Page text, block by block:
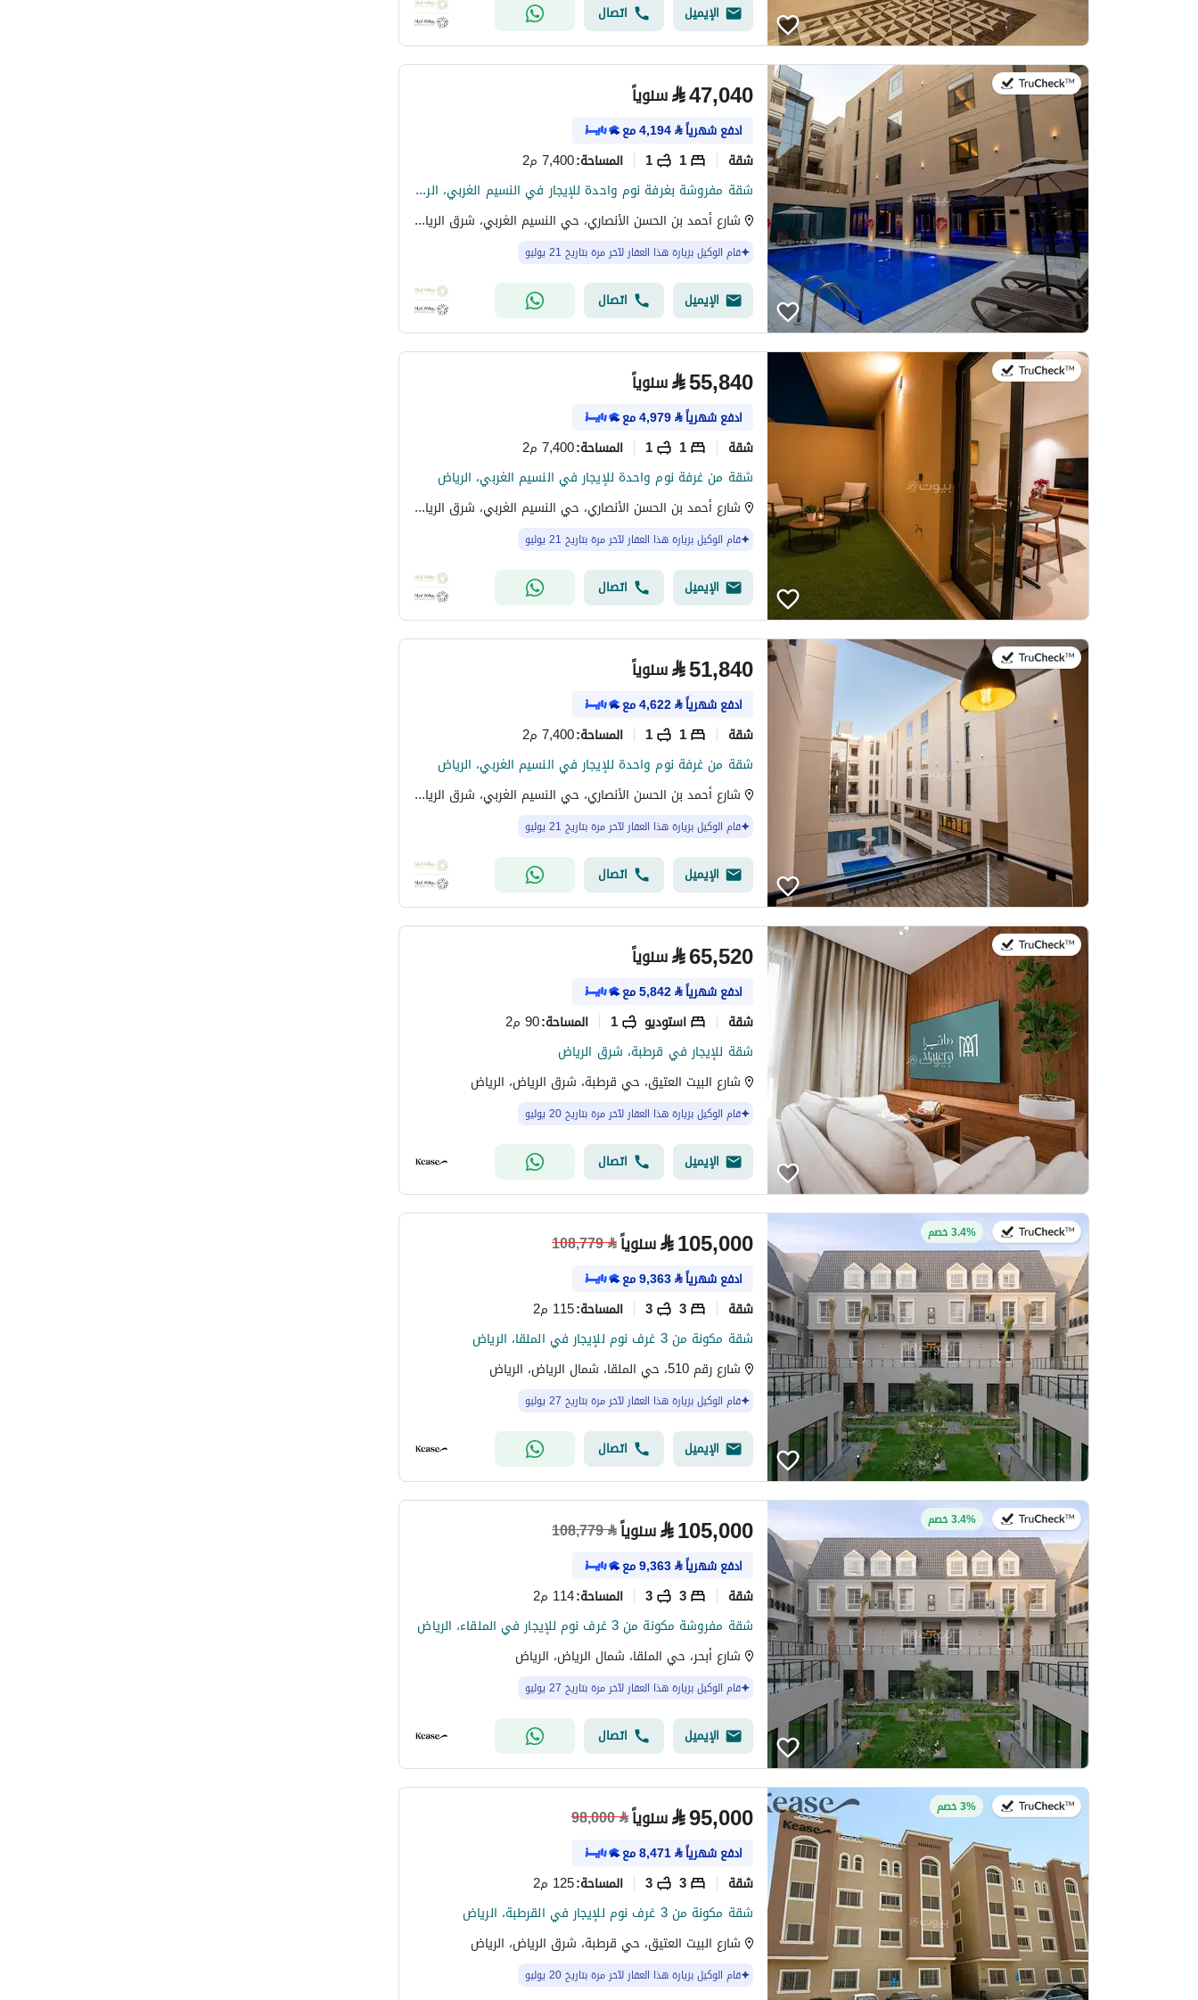
الإيميل اتصال
⃁47,040 سنوياً
ادفع شهرياً⃁
4,194مع
شقة 1
1 المساحة:7,400 م2
شقة مفروشة بغرفة نوم واحدة للإيجار في النسيم الغربي، الرياض
شارع أحمد بن الحسن الأنصاري، حي النسيم الغربي، شرق الرياض، الرياض
قام الوكيل بزيارة هذا العقار لآخر مرة بتاريخ 21 يوليو
الإيميل اتصال
في:21 يوليو 2026 ⃁55,840 سنوياً
ادفع شهرياً⃁
4,979مع
شقة 1
1 المساحة:7,400 م2
شقة من غرفة نوم واحدة للإيجار في النسيم الغربي، الرياض
شارع أحمد بن الحسن الأنصاري، حي النسيم الغربي، شرق الرياض، الرياض
قام الوكيل بزيارة هذا العقار لآخر مرة بتاريخ 21 يوليو
الإيميل اتصال
في:21 يوليو 2026 ⃁51,840 سنوياً
ادفع شهرياً⃁
4,622مع
شقة 1
1 المساحة:7,400 م2
شقة من غرفة نوم واحدة للإيجار في النسيم الغربي، الرياض
شارع أحمد بن الحسن الأنصاري، حي النسيم الغربي، شرق الرياض، الرياض
قام الوكيل بزيارة هذا العقار لآخر مرة بتاريخ 21 يوليو
الإيميل اتصال
في:20 يوليو 2026 ⃁65,520 سنوياً
ادفع شهرياً⃁
5,842مع
شقة استوديو 1 المساحة:90 م2
شقة للإيجار في قرطبة، شرق الرياض
شارع البيت العتيق، حي قرطبة، شرق الرياض، الرياض
قام الوكيل بزيارة هذا العقار لآخر مرة بتاريخ 20 يوليو
الإيميل اتصال
في:27 يوليو 20263.4% خصم ⃁105,000 سنوياً⃁
108,779
ادفع شهرياً⃁
9,363مع
شقة 3
3 المساحة:115 م2
شقة مكونة من 3 غرف نوم للإيجار في الملقا، الرياض
شارع رقم 510، حي الملقا، شمال الرياض، الرياض
قام الوكيل بزيارة هذا العقار لآخر مرة بتاريخ 27 يوليو
الإيميل اتصال
في:27 يوليو 20263.4% خصم ⃁105,000 سنوياً⃁
108,779
ادفع شهرياً⃁
9,363مع
شقة 3
3 المساحة:114 م2
شقة مفروشة مكونة من 3 غرف نوم للإيجار في الملقاء، الرياض
شارع أبحر، حي الملقا، شمال الرياض، الرياض
قام الوكيل بزيارة هذا العقار لآخر مرة بتاريخ 27 يوليو
الإيميل اتصال
في:20 يوليو 20263% خصم ⃁95,000 سنوياً⃁
98,000
ادفع شهرياً⃁
8,471مع
شقة 3
3 المساحة:125 م2
شقة مكونة من 3 غرف نوم للإيجار في القرطبة، الرياض
شارع البيت العتيق، حي قرطبة، شرق الرياض، الرياض
قام الوكيل بزيارة هذا العقار لآخر مرة بتاريخ 20 يوليو